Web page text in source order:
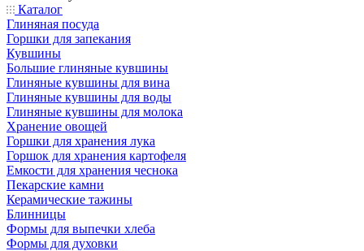
Каталог
Глиняная посуда
Горшки для запекания
Кувшины
Большие глиняные кувшины
Глиняные кувшины для вина
Глиняные кувшины для воды
Глиняные кувшины для молока
Хранение овощей
Горшки для хранения лука
Горшок для хранения картофеля
Емкости для хранения чеснока
Пекарские камни
Керамические тажины
Блинницы
Формы для выпечки хлеба
Формы для духовки